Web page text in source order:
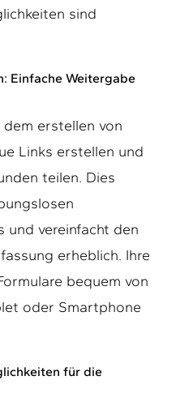
sind
Einfache Weitergabe
erstellen von
Links erstellen und
teilen. Dies
und vereinfacht den
erheblich. Ihre
bequem von
oder Smartphone
für die